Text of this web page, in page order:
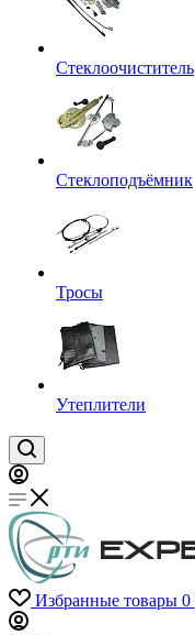
Стеклоочиститель
Стеклоподъёмник
Тросы
Утеплители
Избранные товары 0